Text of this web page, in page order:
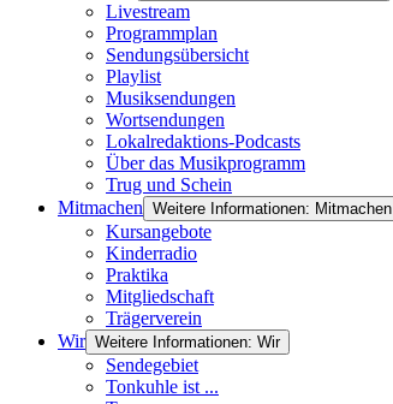
Livestream
Programmplan
Sendungsübersicht
Playlist
Musiksendungen
Wortsendungen
Lokalredaktions-Podcasts
Über das Musikprogramm
Trug und Schein
Mitmachen Weitere Informationen: Mitmachen
Kursangebote
Kinderradio
Praktika
Mitgliedschaft
Trägerverein
Wir Weitere Informationen: Wir
Sendegebiet
Tonkuhle ist ...